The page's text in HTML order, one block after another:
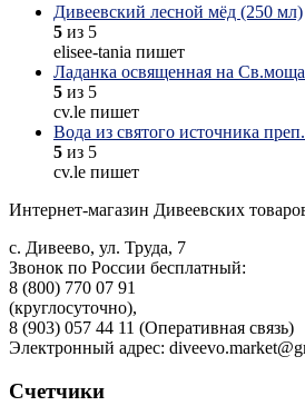
Дивеевский лесной мёд (250 мл)
5 из 5
elisee-tania пишет
Ладанка освященная на
5 из 5
cv.le пишет
Вода из святого источника
5 из 5
cv.le пишет
Интернет-магазин Дивеевских
с. Дивеево, ул. Труда, 7
Звонок по России бесплатный:
8 (800) 770 07 91
(круглосуточно),
8 (903) 057 44 11 (Оперативная связь)
Электронный адрес:
Счетчики